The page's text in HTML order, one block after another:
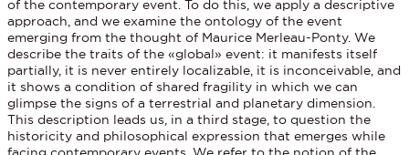
of the contemporary event. To do this, we apply a descriptive
approach, and we examine the ontology of the event
emerging from the thought of Maurice Merleau-Ponty. We
describe the traits of the «global» event: it manifests itself
partially, it is never entirely localizable, it is inconceivable, and
it shows a condition of shared fragility in which we can
glimpse the signs of a terrestrial and planetary dimension.
This description leads us, in a third stage, to question the
historicity and philosophical expression that emerges while